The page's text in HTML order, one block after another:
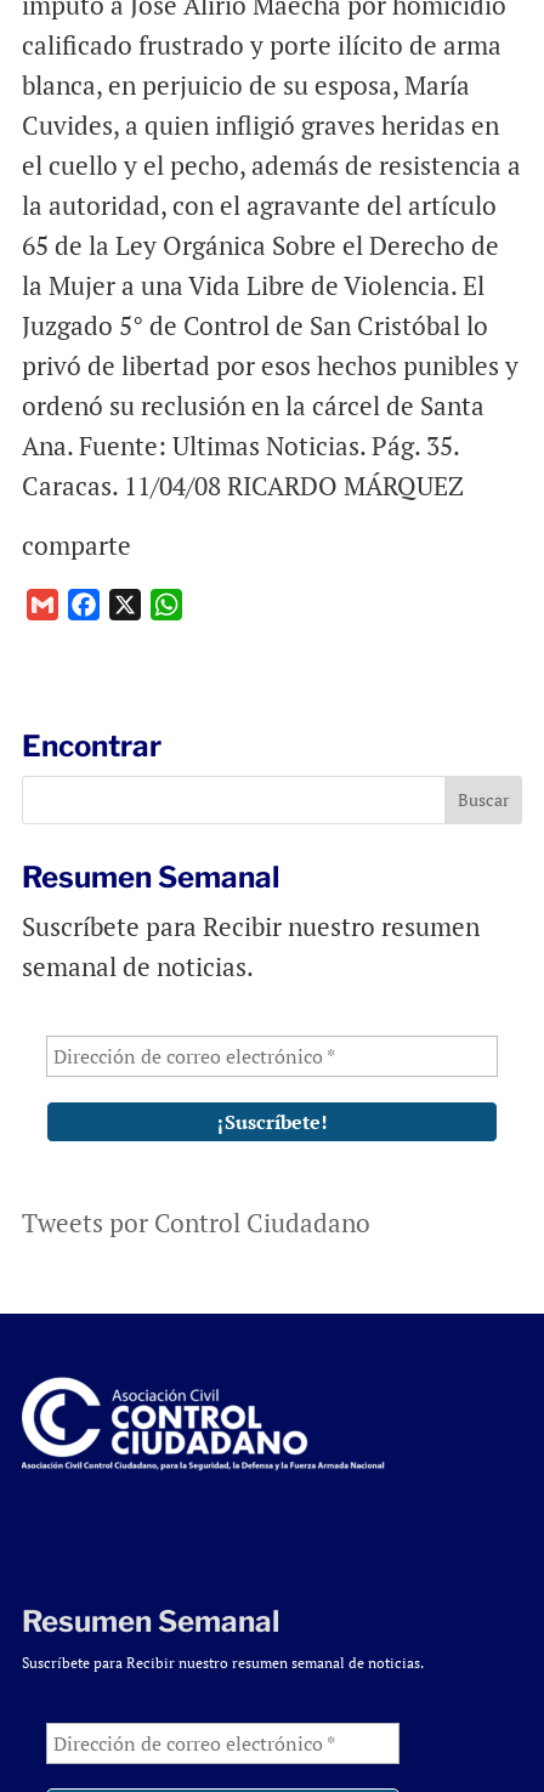
calificado frustrado y porte ilícito de arma
blanca, en perjuicio de su esposa, María
Cuvides, a quien infligió graves heridas en
el cuello y el pecho, además de resistencia a
la autoridad, con el agravante del artículo
65 de la Ley Orgánica Sobre el Derecho de
la Mujer a una Vida Libre de Violencia. El
Juzgado 5° de Control de San Cristóbal lo
privó de libertad por esos hechos punibles y
ordenó su reclusión en la cárcel de Santa
Ana. Fuente: Ultimas Noticias. Pág. 35.
Caracas. 11/04/08 RICARDO MÁRQUEZ
comparte
o
k
p
Encontrar
Resumen Semanal
Suscríbete para Recibir nuestro resumen
semanal de noticias.
Tweets por Control Ciudadano
Resumen Semanal
Suscríbete para Recibir nuestro resumen semanal de noticias.